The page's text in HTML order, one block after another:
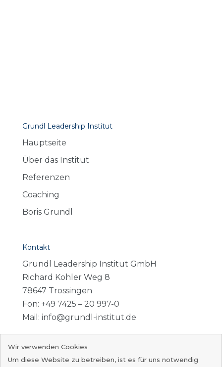
Grundl Leadership Institut
Hauptseite
Über das Institut
Referenzen
Coaching
Boris Grundl
Kontakt
Grundl Leadership Institut GmbH
Richard Kohler Weg 8
78647 Trossingen
Fon: +49 7425 – 20 997-0
Mail: info@grundl-institut.de
Datenschutz
Wir verwenden Cookies
Um diese Website zu betreiben, ist es für uns notwendig